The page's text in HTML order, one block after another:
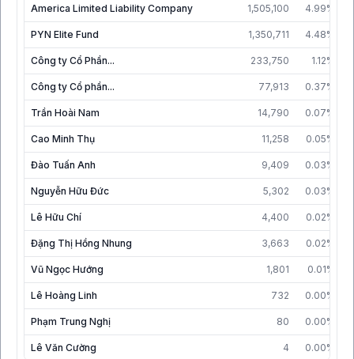
America Limited Liability Company 1,505,100 4.99%
PYN Elite Fund 1,350,711 4.48%
Công ty Cổ Phần... 233,750 1.12%
Công ty Cổ phần... 77,913 0.37%
Trần Hoài Nam 14,790 0.07%
Cao Minh Thụ 11,258 0.05%
Đào Tuấn Anh 9,409 0.03%
Nguyễn Hữu Đức 5,302 0.03%
Lê Hữu Chí 4,400 0.02%
Đặng Thị Hồng Nhung 3,663 0.02%
Vũ Ngọc Hướng 1,801 0.01%
Lê Hoàng Linh 732 0.00%
Phạm Trung Nghị 80 0.00%
Lê Văn Cường 4 0.00%